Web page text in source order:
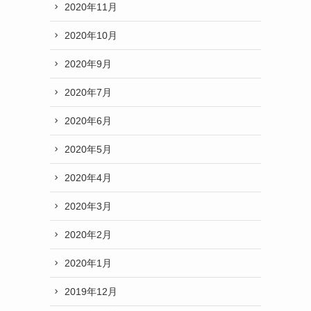
2020年11月
2020年10月
2020年9月
2020年7月
2020年6月
2020年5月
2020年4月
2020年3月
2020年2月
2020年1月
2019年12月